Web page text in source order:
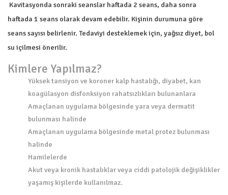
Kavitasyonda sonraki seanslar haftada 2 seans, daha sonra
haftada 1 seans olarak devam edebilir. Kişinin durumuna göre
seans sayısı belirlenir. Tedaviyi desteklemek için, yağsız diyet, bol
su içilmesi önerilir.
Kimlere Yapılmaz?
Yüksek tansiyon ve koroner kalp hastalığı, diyabet, kan
koagülasyon disfonksiyon rahatsızlıkları bulunanlara
Amaçlanan uygulama bölgesinde yara veya dermatit
bulunması halinde
Amaçlanan uygulama bölgesinde metal protez bulunması
halinde
Hamilelerde
Akut veya kronik hastalıklar veya ciddi patolojik değişiklikler
yaşamış kişilerde kullanılmaz.